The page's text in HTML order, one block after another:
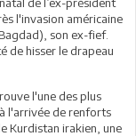
l'invasion américaine
son ex-fief.
de hisser le drapeau
l'une des plus
l'arrivée de renforts
Kurdistan irakien, une